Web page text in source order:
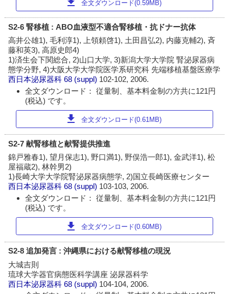
全文ダウンロード(0.59MB)
S2-6 腎移植 : ABO血液型不適合腎移植・抗ドナー抗体
高井公雄1), 毛利淳1), 上領頼啓1), 土田昌弘2), 内藤克輔2), 斉
藤和英3), 高原史郎4)
1)済生会下関総合, 2)山口大学, 3)新潟大学大学院 腎泌尿器病
態学分野, 4)大阪大学大学院医学系研究科 先端移植基盤医療学
西日本泌尿器科 68 (suppl) 102-102, 2006.
全文ダウンロード： 従量制、基本料金制の方共に121円
(税込) です。
download 全文ダウンロード(0.61MB)
S2-7 献腎移植と献腎提供推進
錦戸雅春1), 望月保志1), 野口満1), 野俣浩一郎1), 金武洋1), 松
屋福蔵2), 林幹男2)
1)長崎大学大学院腎泌尿器病態学, 2)国立長崎医療センター
西日本泌尿器科 68 (suppl) 103-103, 2006.
全文ダウンロード： 従量制、基本料金制の方共に121円
(税込) です。
download 全文ダウンロード(0.60MB)
S2-8 追加発言 : 沖縄県における献腎移植の現況
大城吉則
琉球大学器官病態医科学講座 泌尿器科学
西日本泌尿器科 68 (suppl) 104-104, 2006.